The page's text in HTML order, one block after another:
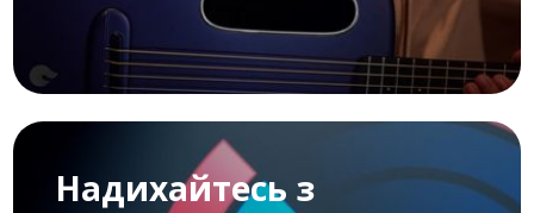
Надихайтесь з